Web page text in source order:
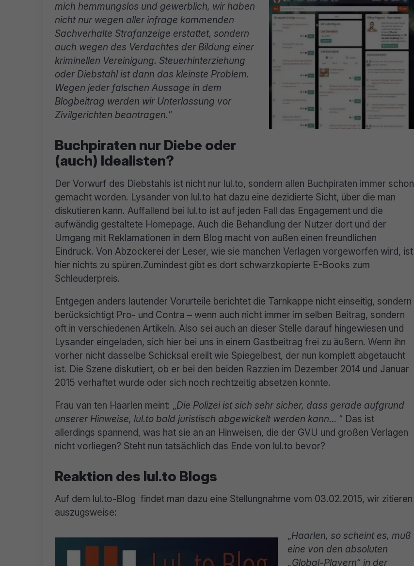
mich hemmungslos und gewerblich, wir haben
nicht nur wegen aller infrage kommenden
Sachverhalte Strafanzeige erstattet, sondern
auch wegen des Verdachtes der Bildung einer
kriminellen Vereinigung. Steuerhinterziehung
oder Diebstahl ist dann das kleinste Problem.
Wegen jeder falschen Aussage in dem
Blogbeitrag werden wir Unterlassung vor
Zivilgerichten beantragen.“
Buchpiraten nur Diebe oder
(auch) Idealisten?
Der Vorwurf des Diebstahls ist nicht nur lul.to, sondern allen Buchpiraten immer schon
gemacht worden. Lysander von lul.to hat dazu eine dezidierte Sicht, über die man
diskutieren kann. Auffallend bei lul.to ist auf jeden Fall das Engagement und die
aufwändig gestaltete Homepage. Auch die Behandlung der Nutzer dort und der
Umgang mit Reklamationen in dem Blog macht von außen einen freundlichen
Eindruck. Von Abzockerei der Leser, wie sie manchen Verlagen vorgeworfen wird, ist
hier nichts zu spüren.Zumindest gibt es dort schwarzkopierte E-Books zum
Schleuderpreis.
Entgegen anders lautender Vorurteile berichtet die Tarnkappe nicht einseitig, sondern
berücksichtigt Pro- und Contra – wenn auch nicht immer im selben Beitrag, sondern
oft in verschiedenen Artikeln. Also sei auch an dieser Stelle darauf hingewiesen und
Lysander eingeladen, sich hier bei uns in einem Gastbeitrag frei zu äußern. Wenn ihn
vorher nicht dasselbe Schicksal ereilt wie Spiegelbest, der nun komplett abgetaucht
ist. Die Szene diskutiert, ob er bei den beiden Razzien im Dezember 2014 und Januar
2015 verhaftet wurde oder sich noch rechtzeitig absetzen konnte.
Frau van ten Haarlen meint: „Die Polizei ist sich sehr sicher, dass gerade aufgrund
unserer Hinweise, lul.to bald juristisch abgewickelt werden kann… “ Das ist
allerdings spannend, was hat sie an an Hinweisen, die der GVU und großen Verlagen
nicht vorliegen? Steht nun tatsächlich das Ende von lul.to bevor?
Reaktion des lul.to Blogs
Auf dem lul.to-Blog findet man dazu eine Stellungnahme vom 03.02.2015, wir zitieren
auszugsweise:
„Haarlen, so scheint es, muß
eine von den absoluten
„Global-Playern“ in der